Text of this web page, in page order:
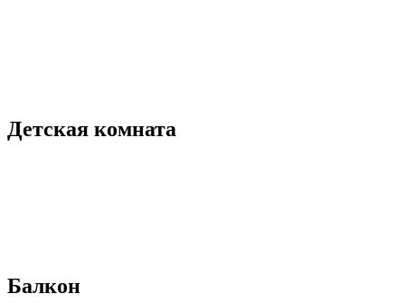
Детская комната
Балкон